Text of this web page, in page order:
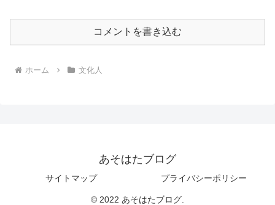
コメントを書き込む
ホーム 文化人
あそはたブログ
サイトマップ プライバシーポリシー
© 2022 あそはたブログ.